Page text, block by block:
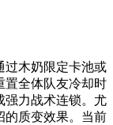
过木奶限定卡池或
置全体队友冷却时
强力战术连锁。尤
的质变效果。当前